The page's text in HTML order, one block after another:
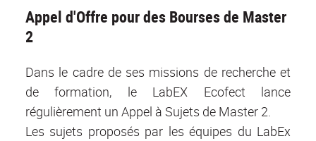
Appel d'Offre pour des Bourses de Master
2
Dans le cadre de ses missions de recherche et
de formation, le LabEX Ecofect lance
régulièrement un Appel à Sujets de Master 2.
Les sujets proposés par les équipes du LabEx